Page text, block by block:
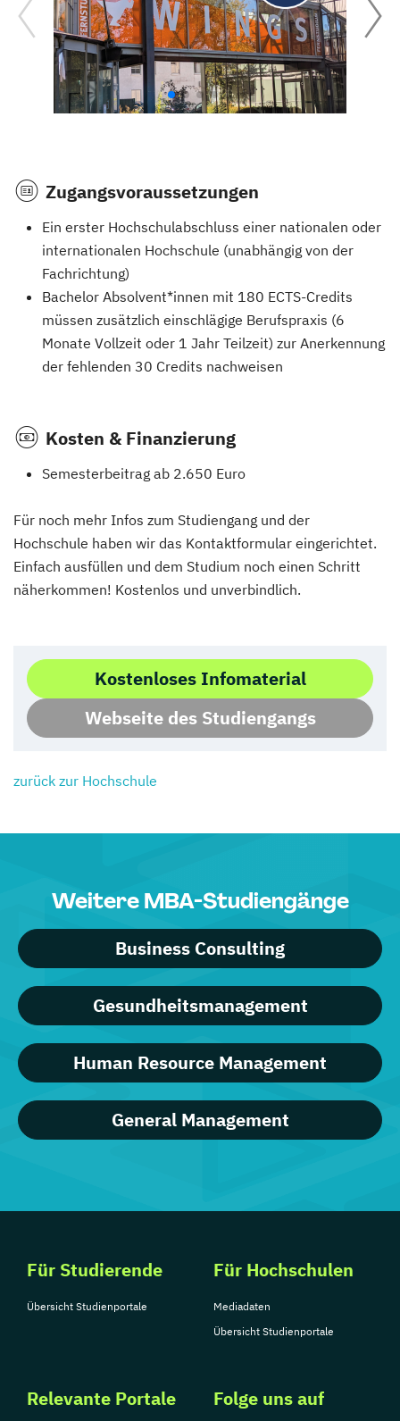
Zugangsvoraussetzungen
Ein erster Hochschulabschluss einer nationalen oder
internationalen Hochschule (unabhängig von der
Fachrichtung)
Bachelor Absolvent*innen mit 180 ECTS-Credits
müssen zusätzlich einschlägige Berufspraxis (6
Monate Vollzeit oder 1 Jahr Teilzeit) zur Anerkennung
der fehlenden 30 Credits nachweisen
Kosten & Finanzierung
Semesterbeitrag ab 2.650 Euro
Für noch mehr Infos zum Studiengang und der
Hochschule haben wir das Kontaktformular eingerichtet.
Einfach ausfüllen und dem Studium noch einen Schritt
näherkommen! Kostenlos und unverbindlich.
Kostenloses Infomaterial
Webseite des Studiengangs
zurück zur Hochschule
Weitere MBA-Studiengänge
Business Consulting
Gesundheitsmanagement
Human Resource Management
General Management
Für Studierende
Übersicht Studienportale
Für Hochschulen
Mediadaten
Übersicht Studienportale
Relevante Portale Folge uns auf